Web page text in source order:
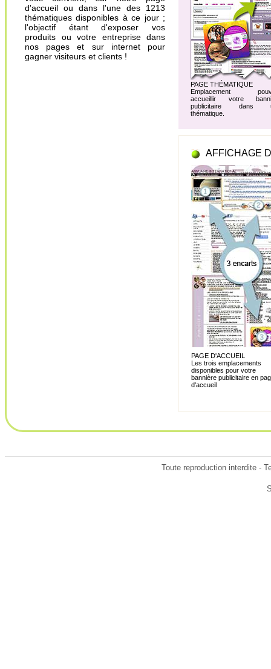
d'accueil ou dans l'une des 1213
thématiques disponibles à ce jour ;
l'objectif étant d'exposer vos
produits ou votre entreprise dans
nos pages et sur internet pour
gagner visiteurs et clients !
PAGE THÉMATIQUE
Emplacement
accueillir votre
publicitaire dans
thématique.
AFFICHAGE
PAGE D'ACCUEIL
Les trois emplacements
disponibles pour votre
bannière publicitaire en
d'accueil
Toute reproduction interdite -